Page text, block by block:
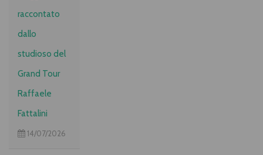
raccontato
dallo
studioso del
Grand Tour
Raffaele
Fattalini
14/07/2026